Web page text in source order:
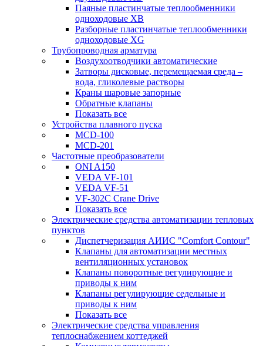
Паяные пластинчатые теплообменники
одноходовые ХВ
Разборные пластинчатые теплообменники
одноходовые ХG
Трубопроводная арматура
Воздухоотводчики автоматические
Затворы дисковые, перемещаемая среда –
вода, гликолевые растворы
Краны шаровые запорные
Обратные клапаны
Показать все
Устройства плавного пуска
MCD-100
MCD-201
Частотные преобразователи
ONI A150
VEDA VF-101
VEDA VF-51
VF-302C Crane Drive
Показать все
Электрические средства автоматизации тепловых
пунктов
Диспетчеризация АИИС "Comfort Contour"
Клапаны для автоматизации местных
вентиляционных установок
Клапаны поворотные регулирующие и
приводы к ним
Клапаны регулирующие седельные и
приводы к ним
Показать все
Электрические средства управления
теплоснабжением коттеджей